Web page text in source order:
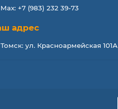
Max: +7 (983) 232 39-73
адрес
Томск: ул. Красноармейская 101А